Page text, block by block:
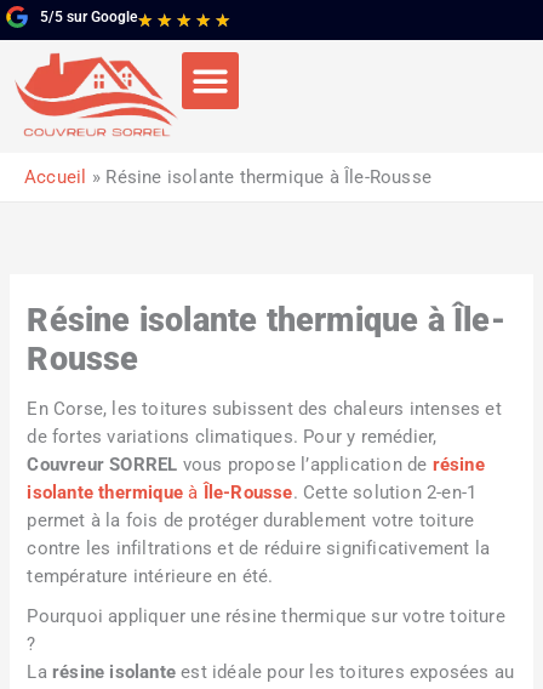
Aller
au
contenu
5/5 sur Google★ ★ ★ ★ ★Noté
5
5
Accueil Résine isolante thermique à Île-Rousse
Résine isolante thermique à Île-
Rousse
En Corse, les toitures subissent des chaleurs intenses et
de fortes variations climatiques. Pour y remédier,
Couvreur SORREL vous propose l’application de résine
isolante thermique à Île-Rousse. Cette solution 2-en-1
permet à la fois de protéger durablement votre toiture
contre les infiltrations et de réduire significativement la
température intérieure en été.
Pourquoi appliquer une résine thermique sur votre toiture
?
Larésine isolante est idéale pour les toitures exposées au